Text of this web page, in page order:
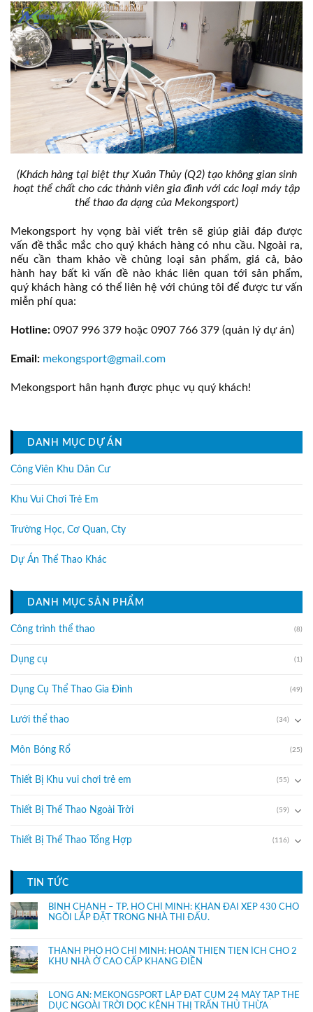
(Khách hàng tại biệt thự Xuân Thủy (Q2) tạo không gian sinh
hoạt thể chất cho các thành viên gia đình với các loại máy tập
thể thao đa dạng của Mekongsport)
Mekongsport hy vọng bài viết trên sẽ giúp giải đáp được
vấn đề thắc mắc cho quý khách hàng có nhu cầu. Ngoài ra,
nếu cần tham khảo về chủng loại sản phẩm, giá cả, bảo
hành hay bất kì vấn đề nào khác liên quan tới sản phẩm,
quý khách hàng có thể liên hệ với chúng tôi để được tư vấn
miễn phí qua:
Hotline: 0907 996 379 hoặc 0907 766 379 (quản lý dự án)
Email: mekongsport@gmail.com
Mekongsport hân hạnh được phục vụ quý khách!
DANH MỤC DỰ ÁN
Công Viên Khu Dân Cư
Khu Vui Chơi Trẻ Em
Trường Học, Cơ Quan, Cty
Dự Án Thể Thao Khác
DANH MỤC SẢN PHẨM
Công trình thể thao (8)
Dụng cụ (1)
Dụng Cụ Thể Thao Gia Đình (49)
Lưới thể thao (34)
Môn Bóng Rổ (25)
Thiết Bị Khu vui chơi trẻ em (55)
Thiết Bị Thể Thao Ngoài Trời (59)
Thiết Bị Thể Thao Tổng Hợp (116)
TIN TỨC
BÌNH CHÁNH – TP. HỒ CHÍ MINH: KHÁN ĐÀI XẾP 430 CHỔ
NGỒI LẮP ĐẶT TRONG NHÀ THI ĐẤU.
THÀNH PHỐ HỒ CHÍ MINH: HOÀN THIỆN TIỆN ÍCH CHO 2
KHU NHÀ Ở CAO CẤP KHANG ĐIỀN
LONG AN: MEKONGSPORT LẮP ĐẶT CỤM 24 MÁY TẬP THỂ
DỤC NGOÀI TRỜI DỌC KÊNH THỊ TRẤN THỦ THỪA